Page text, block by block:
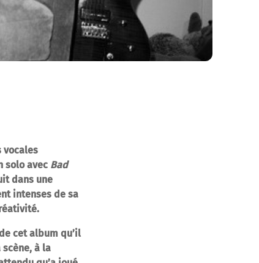
vocales
solo avec Bad
dans une
intenses de sa
cet album qu’il
à la